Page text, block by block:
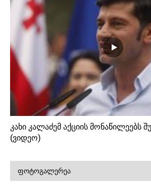
კახი კალაძემ აქციის მონაწილეებს
(ვიდეო)
ᲤᲝᲢᲝᲒᲐᲚᲔᲠᲔᲐ